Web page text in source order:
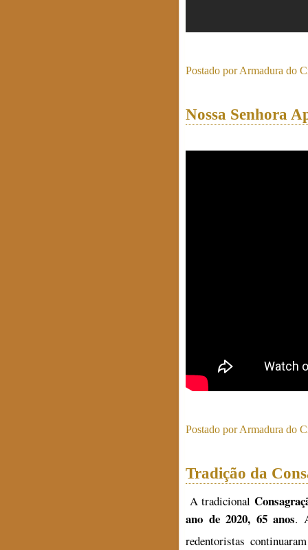
Postado porArmadura do
Nossa Senhora
Postado porArmadura do
Tradição da
A tradicional
ano de 2020, 65 anos.
redentoristas